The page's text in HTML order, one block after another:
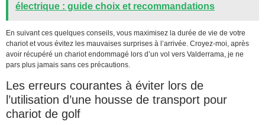
électrique : guide choix et recommandations
En suivant ces quelques conseils, vous maximisez la durée de vie de votre
chariot et vous évitez les mauvaises surprises à l’arrivée. Croyez-moi, après
avoir récupéré un chariot endommagé lors d’un vol vers Valderrama, je ne
pars plus jamais sans ces précautions.
Les erreurs courantes à éviter lors de
l’utilisation d’une housse de transport pour
chariot de golf